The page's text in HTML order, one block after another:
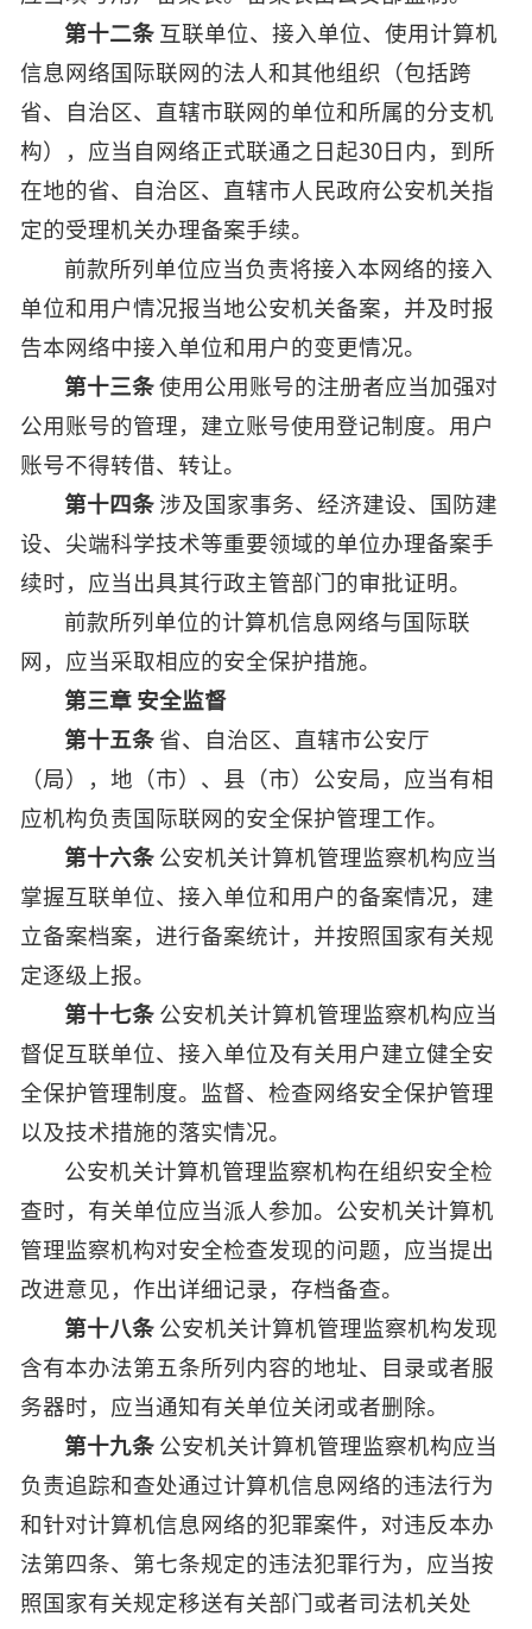
第十二条 互联单位、接入单位、使用计算机
信息网络国际联网的法人和其他组织（包括跨
省、自治区、直辖市联网的单位和所属的分支机
构），应当自网络正式联通之日起30日内，到所
在地的省、自治区、直辖市人民政府公安机关指
定的受理机关办理备案手续。
前款所列单位应当负责将接入本网络的接入
单位和用户情况报当地公安机关备案，并及时报
告本网络中接入单位和用户的变更情况。
第十三条 使用公用账号的注册者应当加强对
公用账号的管理，建立账号使用登记制度。用户
账号不得转借、转让。
第十四条 涉及国家事务、经济建设、国防建
设、尖端科学技术等重要领域的单位办理备案手
续时，应当出具其行政主管部门的审批证明。
前款所列单位的计算机信息网络与国际联
网，应当采取相应的安全保护措施。
第三章 安全监督
第十五条 省、自治区、直辖市公安厅
（局），地（市）、县（市）公安局，应当有相
应机构负责国际联网的安全保护管理工作。
第十六条 公安机关计算机管理监察机构应当
掌握互联单位、接入单位和用户的备案情况，建
立备案档案，进行备案统计，并按照国家有关规
定逐级上报。
第十七条 公安机关计算机管理监察机构应当
督促互联单位、接入单位及有关用户建立健全安
全保护管理制度。监督、检查网络安全保护管理
以及技术措施的落实情况。
公安机关计算机管理监察机构在组织安全检
查时，有关单位应当派人参加。公安机关计算机
管理监察机构对安全检查发现的问题，应当提出
改进意见，作出详细记录，存档备查。
第十八条 公安机关计算机管理监察机构发现
含有本办法第五条所列内容的地址、目录或者服
务器时，应当通知有关单位关闭或者删除。
第十九条 公安机关计算机管理监察机构应当
负责追踪和查处通过计算机信息网络的违法行为
和针对计算机信息网络的犯罪案件，对违反本办
法第四条、第七条规定的违法犯罪行为，应当按
照国家有关规定移送有关部门或者司法机关处